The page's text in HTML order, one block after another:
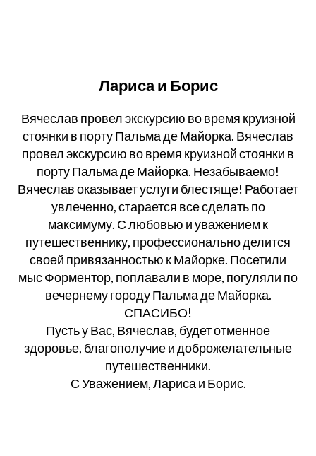
Лариса и Борис
Вячеслав провел экскурсию во время круизной
стоянки в порту Пальма де Майорка. Вячеслав
провел экскурсию во время круизной стоянки в
порту Пальма де Майорка. Незабываемо!
Вячеслав оказывает услуги блестяще! Работает
увлеченно, старается все сделать по
максимуму. С любовью и уважением к
путешественнику, профессионально делится
своей привязанностью к Майорке. Посетили
мыс Форментор, поплавали в море, погуляли по
вечернему городу Пальма де Майорка.
СПАСИБО!
Пусть у Вас, Вячеслав, будет отменное
здоровье, благополучие и доброжелательные
путешественники.
С Уважением, Лариса и Борис.